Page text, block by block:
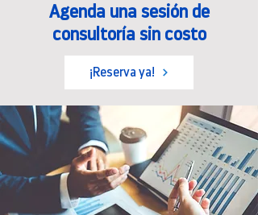
Agenda una sesión de
consultoría sin costo
¡Reserva ya!